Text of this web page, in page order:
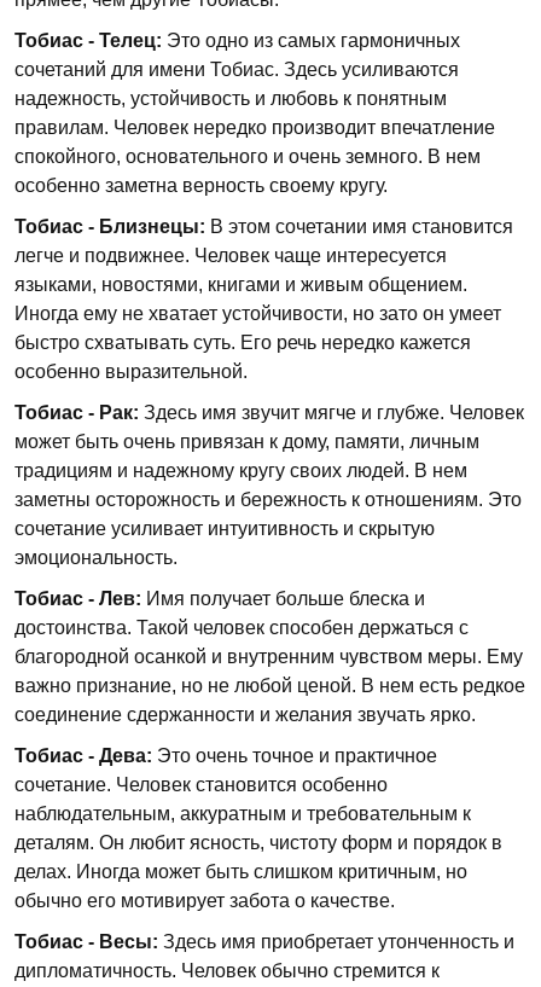
Тобиас - Телец: Это одно из самых гармоничных
сочетаний для имени Тобиас. Здесь усиливаются
надежность, устойчивость и любовь к понятным
правилам. Человек нередко производит впечатление
спокойного, основательного и очень земного. В нем
особенно заметна верность своему кругу.
Тобиас - Близнецы: В этом сочетании имя становится
легче и подвижнее. Человек чаще интересуется
языками, новостями, книгами и живым общением.
Иногда ему не хватает устойчивости, но зато он умеет
быстро схватывать суть. Его речь нередко кажется
особенно выразительной.
Тобиас - Рак: Здесь имя звучит мягче и глубже. Человек
может быть очень привязан к дому, памяти, личным
традициям и надежному кругу своих людей. В нем
заметны осторожность и бережность к отношениям. Это
сочетание усиливает интуитивность и скрытую
эмоциональность.
Тобиас - Лев: Имя получает больше блеска и
достоинства. Такой человек способен держаться с
благородной осанкой и внутренним чувством меры. Ему
важно признание, но не любой ценой. В нем есть редкое
соединение сдержанности и желания звучать ярко.
Тобиас - Дева: Это очень точное и практичное
сочетание. Человек становится особенно
наблюдательным, аккуратным и требовательным к
деталям. Он любит ясность, чистоту форм и порядок в
делах. Иногда может быть слишком критичным, но
обычно его мотивирует забота о качестве.
Тобиас - Весы: Здесь имя приобретает утонченность и
дипломатичность. Человек обычно стремится к